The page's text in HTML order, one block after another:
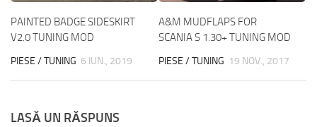
PAINTED BADGE SIDESKIRT
V2.0 TUNING MOD
PIESE / TUNING 6 IUN., 2019
A&M MUDFLAPS FOR
SCANIA S 1.30+ TUNING MOD
PIESE / TUNING 19 NOV., 2017
LASĂ UN RĂSPUNS